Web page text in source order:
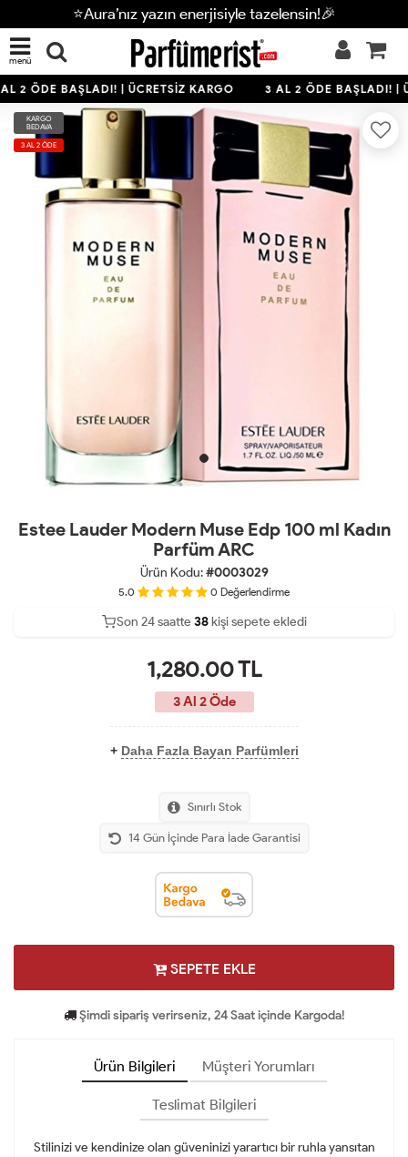
⭐Aura’nız yazın enerjisiyle tazelensin!🎉
menü
2 ÖDE BAŞLADI! | ÜCRETSİZ KARGO 3 AL 2 ÖDE BAŞLADI! |
KARGO
BEDAVA
3 AL 2 ÖDE
Estee Lauder Modern Muse Edp 100 ml Kadın
Parfüm ARC
Ürün Kodu:#0003029
5.0 0 Değerlendirme
26
Son 24 saatte 38kişi sepete ekledi
Son 24 saatte12kişi satın aldı
1,280.00TL
3 Al 2 Öde
+ Daha Fazla Bayan Parfümleri
Sınırlı Stok
14 Gün İçinde Para İade Garantisi
SEPETE EKLE
Şimdi sipariş verirseniz, 24 Saat içinde Kargoda!
Ürün Bilgileri Müşteri Yorumları
Teslimat Bilgileri
Stilinizi ve kendinize olan güveninizi yarartıcı bir ruhla yansıtan